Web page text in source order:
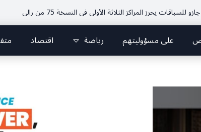
المراكز الثلاثة الأولى في النسخة 75 من رالي فنلندا
على مسؤوليتهم رياضة اقتصاد